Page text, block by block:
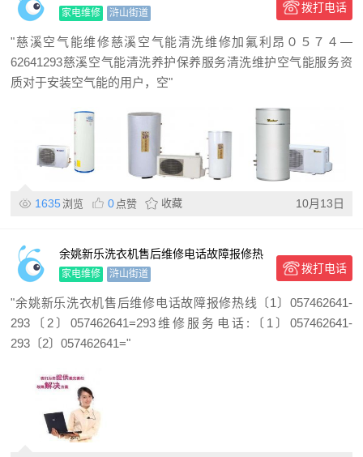
溪家电维修
家电维修 浒山街道 拨打电话
"慈溪空气能维修慈溪空气能清洗维修加氟利昂０５７４—
62641293慈溪空气能清洗养护保养服务清洗维护空气能服务资
质对于安装空气能的用户，空"
1635 浏览 0 点赞 收藏 10月13日
余姚新乐洗衣机售后维修电话故障报修热
线
家电维修 浒山街道 拨打电话
"余姚新乐洗衣机售后维修电话故障报修热线〔1〕057462641-
293〔2〕057462641=293维修服务电话:〔1〕057462641-
293〔2〕057462641="